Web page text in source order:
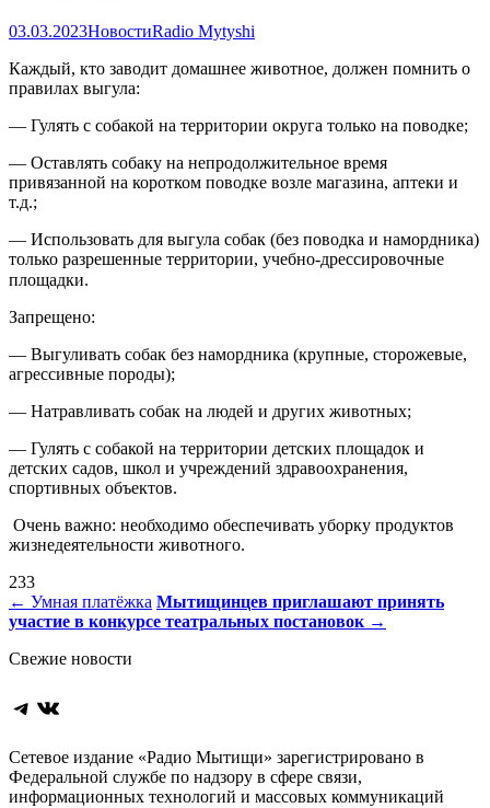
03.03.2023НовостиRadio Mytyshi
Каждый, кто заводит домашнее животное, должен помнить о
правилах выгула:
— Гулять с собакой на территории округа только на поводке;
— Оставлять собаку на непродолжительное время
привязанной на коротком поводке возле магазина, аптеки и
т.д.;
— Использовать для выгула собак (без поводка и намордника)
только разрешенные территории, учебно-дрессировочные
площадки. ⠀
Запрещено:
— Выгуливать собак без намордника (крупные, сторожевые,
агрессивные породы);
— Натравливать собак на людей и других животных;
— Гулять с собакой на территории детских площадок и
детских садов, школ и учреждений здравоохранения,
спортивных объектов.
Очень важно: необходимо обеспечивать уборку продуктов
жизнедеятельности животного.
233
Навигация
по
записям
← Умная платёжка Мытищинцев приглашают принять
участие в конкурсе театральных постановок →
Свежие новости
Telegram
ВКонтакте
Сетевое издание «Радио Мытищи» зарегистрировано в
Федеральной службе по надзору в сфере связи,
информационных технологий и массовых коммуникаций